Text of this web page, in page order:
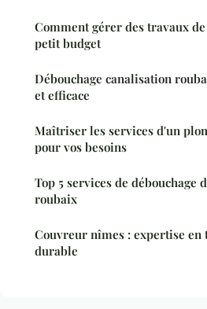
Comment gérer des travaux
petit budget
Débouchage canalisation
et efficace
Maîtriser les services d'un
pour vos besoins
Top 5 services de débouchage
roubaix
Couvreur nîmes : expertise
durable